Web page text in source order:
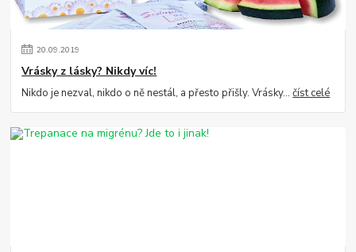
20.09.2019
Vrásky z lásky? Nikdy víc!
Nikdo je nezval, nikdo o ně nestál, a přesto přišly. Vrásky…číst celé